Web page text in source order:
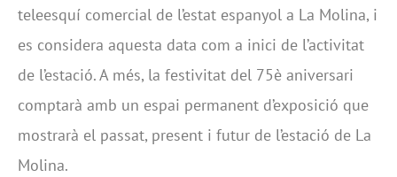
teleesquí comercial de l’estat espanyol a La Molina, i
es considera aquesta data com a inici de l’activitat
de l’estació. A més, la festivitat del 75è aniversari
comptarà amb un espai permanent d’exposició que
mostrarà el passat, present i futur de l’estació de La
Molina.